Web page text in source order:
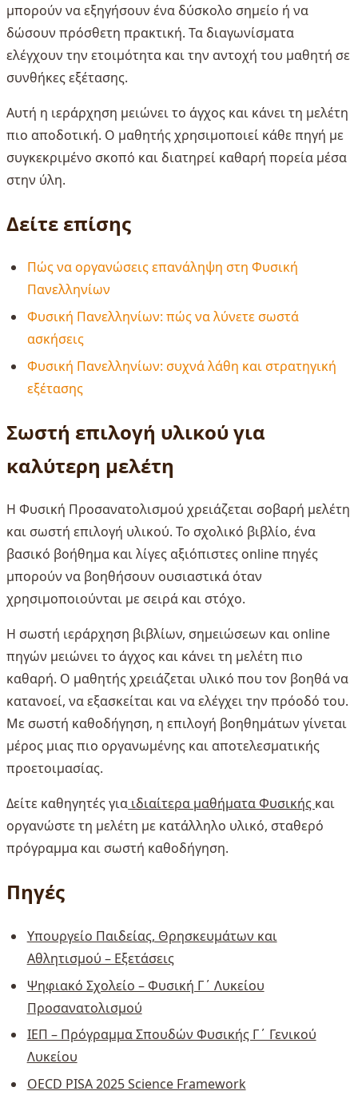
μπορούν να εξηγήσουν ένα δύσκολο σημείο ή να
δώσουν πρόσθετη πρακτική. Τα διαγωνίσματα
ελέγχουν την ετοιμότητα και την αντοχή του μαθητή σε
συνθήκες εξέτασης.
Αυτή η ιεράρχηση μειώνει το άγχος και κάνει τη μελέτη
πιο αποδοτική. Ο μαθητής χρησιμοποιεί κάθε πηγή με
συγκεκριμένο σκοπό και διατηρεί καθαρή πορεία μέσα
στην ύλη.
Δείτε επίσης
Πώς να οργανώσεις επανάληψη στη Φυσική
Πανελληνίων
Φυσική Πανελληνίων: πώς να λύνετε σωστά
ασκήσεις
Φυσική Πανελληνίων: συχνά λάθη και στρατηγική
εξέτασης
Σωστή επιλογή υλικού για
καλύτερη μελέτη
Η Φυσική Προσανατολισμού χρειάζεται σοβαρή μελέτη
και σωστή επιλογή υλικού. Το σχολικό βιβλίο, ένα
βασικό βοήθημα και λίγες αξιόπιστες online πηγές
μπορούν να βοηθήσουν ουσιαστικά όταν
χρησιμοποιούνται με σειρά και στόχο.
Η σωστή ιεράρχηση βιβλίων, σημειώσεων και online
πηγών μειώνει το άγχος και κάνει τη μελέτη πιο
καθαρή. Ο μαθητής χρειάζεται υλικό που τον βοηθά να
κατανοεί, να εξασκείται και να ελέγχει την πρόοδό του.
Με σωστή καθοδήγηση, η επιλογή βοηθημάτων γίνεται
μέρος μιας πιο οργανωμένης και αποτελεσματικής
προετοιμασίας.
Δείτε καθηγητές για ιδιαίτερα μαθήματα Φυσικής και
οργανώστε τη μελέτη με κατάλληλο υλικό, σταθερό
πρόγραμμα και σωστή καθοδήγηση.
Πηγές
Υπουργείο Παιδείας, Θρησκευμάτων και
Αθλητισμού – Εξετάσεις
Ψηφιακό Σχολείο – Φυσική Γ΄ Λυκείου
Προσανατολισμού
ΙΕΠ – Πρόγραμμα Σπουδών Φυσικής Γ΄ Γενικού
Λυκείου
OECD PISA 2025 Science Framework